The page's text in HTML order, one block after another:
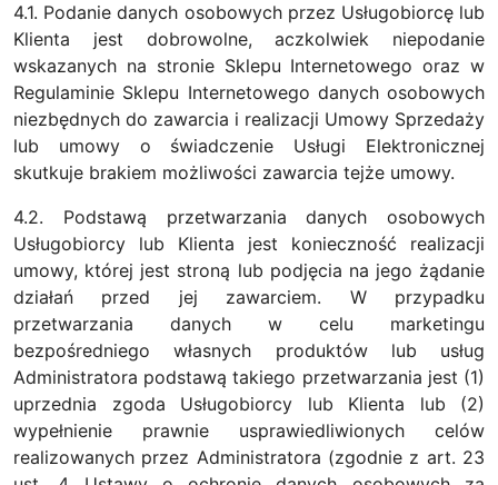
4.1. Podanie danych osobowych przez Usługobiorcę lub
Klienta jest dobrowolne, aczkolwiek niepodanie
wskazanych na stronie Sklepu Internetowego oraz w
Regulaminie Sklepu Internetowego danych osobowych
niezbędnych do zawarcia i realizacji Umowy Sprzedaży
lub umowy o świadczenie Usługi Elektronicznej
skutkuje brakiem możliwości zawarcia tejże umowy.
4.2. Podstawą przetwarzania danych osobowych
Usługobiorcy lub Klienta jest konieczność realizacji
umowy, której jest stroną lub podjęcia na jego żądanie
działań przed jej zawarciem. W przypadku
przetwarzania danych w celu marketingu
bezpośredniego własnych produktów lub usług
Administratora podstawą takiego przetwarzania jest (1)
uprzednia zgoda Usługobiorcy lub Klienta lub (2)
wypełnienie prawnie usprawiedliwionych celów
realizowanych przez Administratora (zgodnie z art. 23